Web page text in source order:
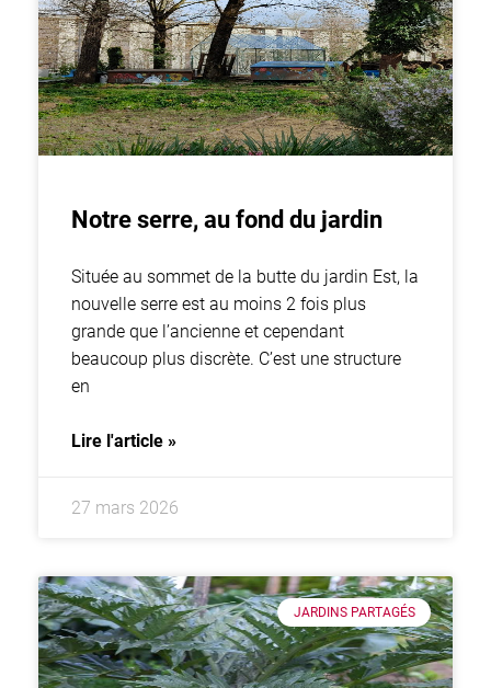
Notre serre, au fond du jardin
Située au sommet de la butte du jardin Est, la
nouvelle serre est au moins 2 fois plus
grande que l’ancienne et cependant
beaucoup plus discrète. C’est une structure
en
Lire l'article »
27 mars 2026
JARDINS PARTAGÉS